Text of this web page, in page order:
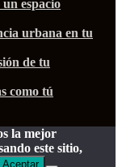
espacio
urbana en tu
de tu
como tú
la mejor
este sitio,
Aceptar